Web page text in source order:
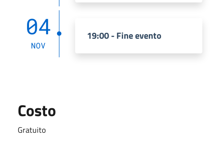
04
NOV
19:00 - Fine evento
Costo
Gratuito